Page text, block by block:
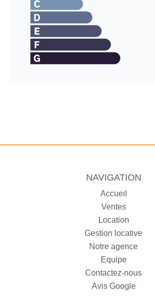
NAVIGATION
Accueil
Ventes
Location
Gestion locative
Notre agence
Equipe
Contactez-nous
Avis Google